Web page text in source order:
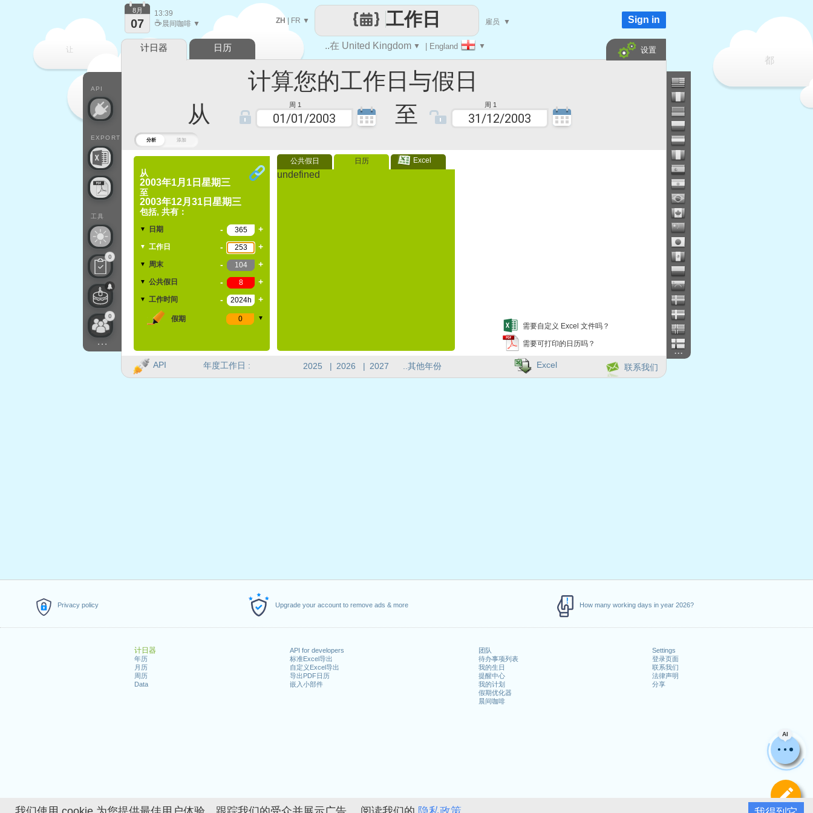
Privacy policy Upgrade your account to remove ads & more How many working days in year 2026?
计日器
年历
月历
周历
Data
API for developers
标准Excel导出
自定义Excel导出
导出PDF日历
嵌入小部件
团队
待办事项列表
我的生日
提醒中心
我的计划
假期优化器
晨间咖啡
Settings
登录页面
联系我们
法律声明
分享
分析 添加
计算您的工作日与假日
从
周 1 至 周 1
从
2003年1月1日星期三
至
2003年12月31日星期三
包括, 共有：
▼ 日期 - +
▼ 工作日 - +
▼ 周末 - +
▼ 公共假日 - +
▼ 工作时间 - +
假期 ▼
公共假日 日历 Excel
undefined
需要自定义 Excel 文件吗？
需要可打印的日历吗？
定
AI
让
都
..在 United Kingdom ▼ | England ▼
工作日
ZH | FR ▼ 雇员 ▼
API
EXPORT
工具
0
0
...
8月
07
13:39
☕晨间咖啡 ▼ Sign in
计日器 日历 设置
年度工作日 : 2025 | 2026 | 2027 ..其他年份
...
API 联系我们
Excel